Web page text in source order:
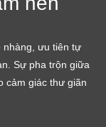
nhàng, ưu tiên tự
Sự pha trộn giữa
cảm giác thư giãn